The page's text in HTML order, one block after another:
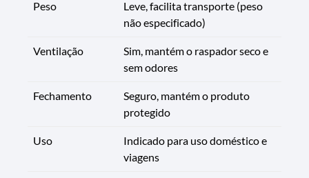
Peso
Leve, facilita transporte (peso
não especificado)
Ventilação
Sim, mantém o raspador seco e
sem odores
Fechamento
Seguro, mantém o produto
protegido
Uso
Indicado para uso doméstico e
viagens